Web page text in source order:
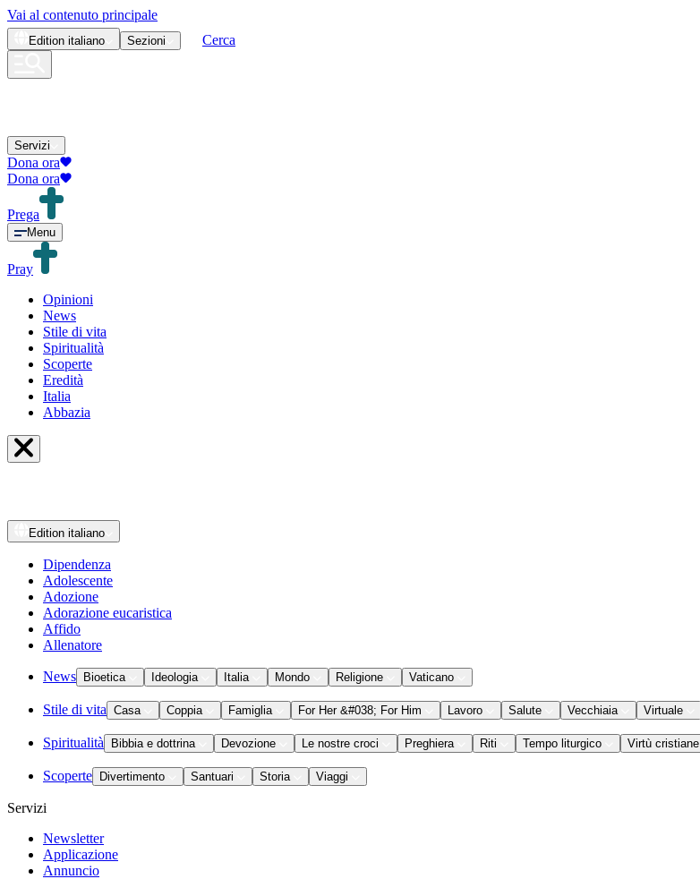
Vai al contenuto principale
Edition italiano Sezioni Cerca
Servizi
Dona ora
Dona ora
Prega
Menu
Pray
Opinioni
News
Stile di vita
Spiritualità
Scoperte
Eredità
Italia
Abbazia
Edition italiano
Dipendenza
Adolescente
Adozione
Adorazione eucaristica
Affido
Allenatore
News Bioetica Ideologia Italia Mondo Religione Vaticano
Stile di vita Casa Coppia Famiglia For Her &#038; For Him Lavoro Salute Vecchiaia Virtuale
Spiritualità Bibbia e dottrina Devozione Le nostre croci Preghiera Riti Tempo liturgico Virtù cristiane
Scoperte Divertimento Santuari Storia Viaggi
Servizi
Newsletter
Applicazione
Annuncio